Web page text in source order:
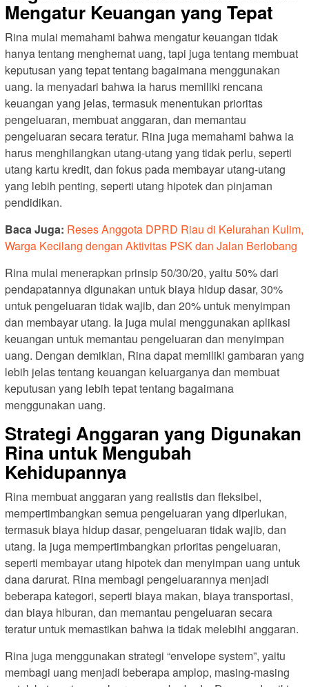
Mengatur Keuangan yang Tepat
Rina mulai memahami bahwa mengatur keuangan tidak
hanya tentang menghemat uang, tapi juga tentang membuat
keputusan yang tepat tentang bagaimana menggunakan
uang. Ia menyadari bahwa ia harus memiliki rencana
keuangan yang jelas, termasuk menentukan prioritas
pengeluaran, membuat anggaran, dan memantau
pengeluaran secara teratur. Rina juga memahami bahwa ia
harus menghilangkan utang-utang yang tidak perlu, seperti
utang kartu kredit, dan fokus pada membayar utang-utang
yang lebih penting, seperti utang hipotek dan pinjaman
pendidikan.
Baca Juga: Reses Anggota DPRD Riau di Kelurahan Kulim,
Warga Kecilang dengan Aktivitas PSK dan Jalan Berlobang
Rina mulai menerapkan prinsip 50/30/20, yaitu 50% dari
pendapatannya digunakan untuk biaya hidup dasar, 30%
untuk pengeluaran tidak wajib, dan 20% untuk menyimpan
dan membayar utang. Ia juga mulai menggunakan aplikasi
keuangan untuk memantau pengeluaran dan menyimpan
uang. Dengan demikian, Rina dapat memiliki gambaran yang
lebih jelas tentang keuangan keluarganya dan membuat
keputusan yang lebih tepat tentang bagaimana
menggunakan uang.
Strategi Anggaran yang Digunakan
Rina untuk Mengubah
Kehidupannya
Rina membuat anggaran yang realistis dan fleksibel,
mempertimbangkan semua pengeluaran yang diperlukan,
termasuk biaya hidup dasar, pengeluaran tidak wajib, dan
utang. Ia juga mempertimbangkan prioritas pengeluaran,
seperti membayar utang hipotek dan menyimpan uang untuk
dana darurat. Rina membagi pengeluarannya menjadi
beberapa kategori, seperti biaya makan, biaya transportasi,
dan biaya hiburan, dan memantau pengeluaran secara
teratur untuk memastikan bahwa ia tidak melebihi anggaran.
Rina juga menggunakan strategi “envelope system”, yaitu
membagi uang menjadi beberapa amplop, masing-masing